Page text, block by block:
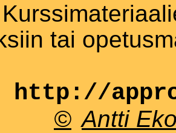
tai
http://
© Antti